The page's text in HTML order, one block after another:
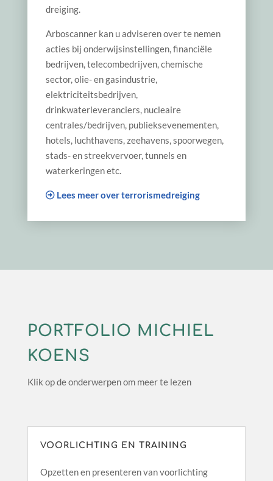
dreiging.
Arboscanner kan u adviseren over te nemen
acties bij onderwijsinstellingen, financiële
bedrijven, telecombedrijven, chemische
sector, olie- en gasindustrie,
elektriciteitsbedrijven,
drinkwaterleveranciers, nucleaire
centrales/bedrijven, publieksevenementen,
hotels, luchthavens, zeehavens, spoorwegen,
stads- en streekvervoer, tunnels en
waterkeringen etc.
Lees meer over terrorismedreiging
PORTFOLIO MICHIEL
KOENS
Klik op de onderwerpen om meer te lezen
VOORLICHTING EN TRAINING
Opzetten en presenteren van voorlichting